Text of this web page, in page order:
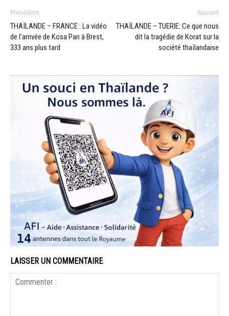
Précédent
THAÏLANDE – FRANCE : La vidéo
de l’arrivée de Kosa Pan à Brest,
333 ans plus tard
Suivant
THAÏLANDE – TUERIE: Ce que nous
dit la tragédie de Korat sur la
société thaïlandaise
LAISSER UN COMMENTAIRE